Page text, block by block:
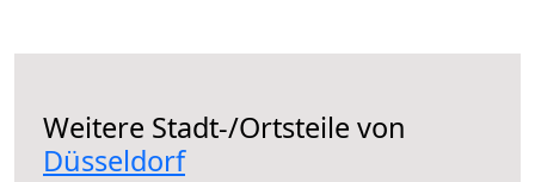
Weitere Stadt-/Ortsteile von
Düsseldorf